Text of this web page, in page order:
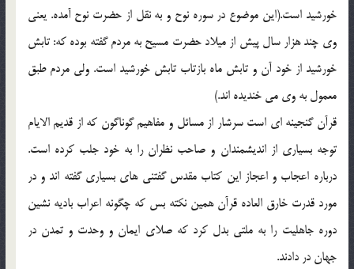
خورشيد است.(اين موضوع در سوره نوح و به نقل از حضرت نوح آمده. يعني
وي چند هزار سال پيش از ميلاد حضرت مسيح به مردم گفته بوده که: تابش
خورشيد از خود آن و تابش ماه بازتاب تابش خورشيد است. ولي مردم طبق
معمول به وي مي خنديده اند.)
قرآن گنجينه اي است سرشار از مسائل و مفاهيم گوناگون که از قديم الايام
توجه بسياري از انديشمندان و صاحب نظران را به خود جلب کرده است.
درباره اعجاب و اعجاز اين کتاب مقدس گفتني هاي بسياري گفته اند و در
مورد قدرت خارق العاده قرآن همين نکته بس که چگونه اعراب باديه نشين
دوره جاهليت را به ملتي بدل کرد که صلاي ايمان و وحدت و تمدن در
جهان در دادند.